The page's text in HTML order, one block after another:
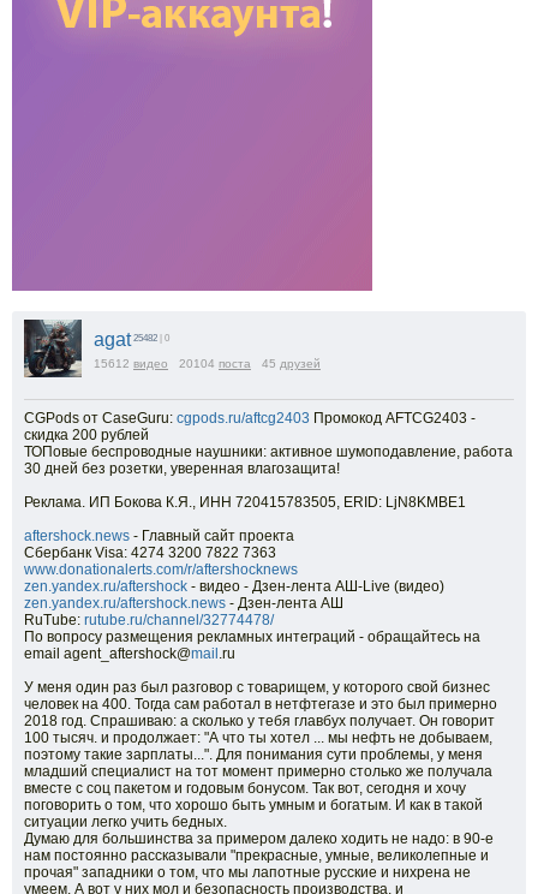
agat 25482 | 0
15612 видео 20104 поста 45 друзей
CGPods от CaseGuru: cgpods.ru/aftcg2403 Промокод AFTCG2403 -
скидка 200 рублей
ТОПовые беспроводные наушники: активное шумоподавление, работа
30 дней без розетки, уверенная влагозащита!
Реклама. ИП Бокова К.Я., ИНН 720415783505, ERID: LjN8KMBE1
aftershock.news - Главный сайт проекта
Сбербанк Visa: 4274 3200 7822 7363
www.donationalerts.com/r/aftershocknews
zen.yandex.ru/aftershock - видео - Дзен-лента АШ-Live (видео)
zen.yandex.ru/aftershock.news - Дзен-лента АШ
RuTube: rutube.ru/channel/32774478/
По вопросу размещения рекламных интеграций - обращайтесь на
email agent_aftershock@mail .ru
У меня один раз был разговор с товарищем, у которого свой бизнес
человек на 400. Тогда сам работал в нетфтегазе и это был примерно
2018 год. Спрашиваю: а сколько у тебя главбух получает. Он говорит
100 тысяч. и продолжает: "А что ты хотел ... мы нефть не добываем,
поэтому такие зарплаты...". Для понимания сути проблемы, у меня
младший специалист на тот момент примерно столько же получала
вместе с соц пакетом и годовым бонусом. Так вот, сегодня и хочу
поговорить о том, что хорошо быть умным и богатым. И как в такой
ситуации легко учить бедных.
Думаю для большинства за примером далеко ходить не надо: в 90-е
нам постоянно рассказывали "прекрасные, умные, великолепные и
прочая" западники о том, что мы лапотные русские и нихрена не
умеем. А вот у них мол и безопасность производства, и